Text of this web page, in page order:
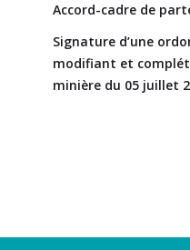
Accord-cadre de
Signature d’une
modifiant et
minière du 05 juillet